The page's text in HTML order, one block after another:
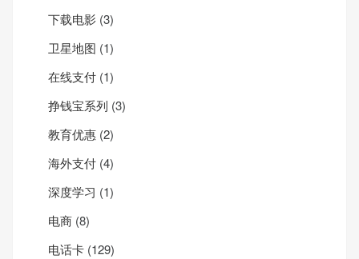
下载电影 (3)
卫星地图 (1)
在线支付 (1)
挣钱宝系列 (3)
教育优惠 (2)
海外支付 (4)
深度学习 (1)
电商 (8)
电话卡 (129)